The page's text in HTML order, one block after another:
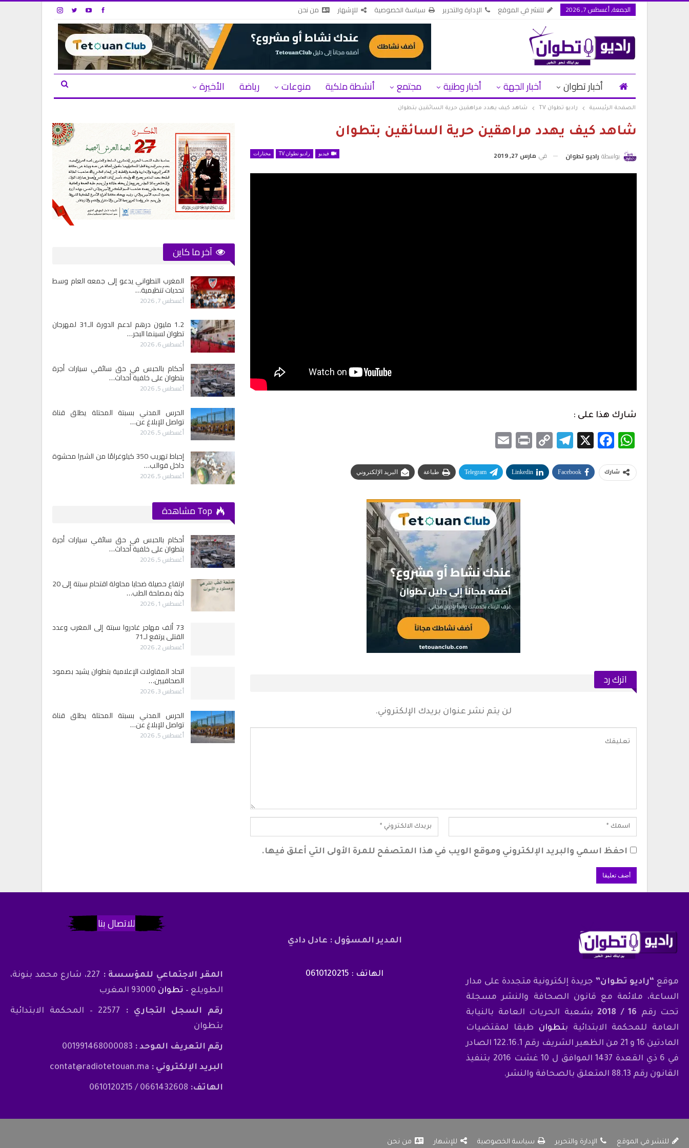
الجمعة, أغسطس 7, 2026 للنشر في الموقع الإدارة والتحرير سياسة الخصوصية للإشهار من نحن
أخبار تطوان أخبار الجهة أخبار وطنية مجتمع أنشطة ملكية منوعات رياضة الأخيرة
الصفحة الرئيسية راديو تطوان TV شاهد كيف يهدد مراهقين حرية السائقين بتطوان
شاهد كيف يهدد مراهقين حرية السائقين بتطوان
فيديو راديو تطوان TV مختارات بواسطة راديو تطوان في مارس 27, 2019
شارك هذا على :
WhatsApp
Facebook
X
Telegram
Copy
Print
شارك Facebook
Linkedin
Telegram طباعة البريد الإلكتروني
اترك رد
لن يتم نشر عنوان بريدك الإلكتروني.
احفظ اسمي والبريد الإلكتروني وموقع الويب في هذا المتصفح للمرة الأولى التي أعلق فيها.
آخر ما كاين
الملك محمد السادس يترأس مراسم حفل أداء
القسم لضباط…
يوليو 31, 2026
المحتلة
يوليو 30, 2026
المغرب التطواني يدعو إلى جمعه العام وسط
تحديات تنظيمية…
أغسطس 7, 2026
1.2 مليون درهم لدعم الدورة الـ31 لمهرجان
تطوان لسينما البحر…
أغسطس 6, 2026
أحكام بالحبس في حق سائقي سيارات أجرة
بتطوان على خلفية أحداث…
أغسطس 5, 2026
الحرس المدني بسبتة المحتلة يطلق قناة
تواصل للإبلاغ عن…
أغسطس 5, 2026
إحباط تهريب 350 كيلوغرامًا من الشيرا محشوة
داخل قوالب…
أغسطس 5, 2026
داخل قوالب…
أغسطس 5, 2026
ولاية أمن طنجة تنجح في توقيف فرنسي
مبحوث عنه دوليًا بتهمة…
أغسطس 4, 2026
أحكام بالحبس في حق سائقي سيارات أجرة
بتطوان على خلفية أحداث…
أغسطس 5, 2026
ارتفاع حصيلة ضحايا محاولة اقتحام سبتة إلى 20
جثة بمصلحة الطب…
أغسطس 1, 2026
73 ألف مهاجر غادروا سبتة إلى المغرب وعدد
القتلى يرتفع لـ71
أغسطس 2, 2026
اتحاد المقاولات الإعلامية بتطوان يشيد بصمود
الصحافيين…
أغسطس 3, 2026
الحرس المدني بسبتة المحتلة يطلق قناة
تواصل للإبلاغ عن…
أغسطس 5, 2026
موقع “راديو تطوان” جريدة إلكترونية متجددة على مدار
الساعة، ملائمة مع قانون الصحافة والنشر مسجلة
تحت رقم 16 / 2018
بشعبة الحريات العامة بالنيابة
العامة للمحكمة الابتدائية بتطوان طبقا لمقتضيات
المادتين 16 و 21 من الظهير الشريف رقم 122.16.1 الصادر
في 6 ذي القعدة 1437 الموافق ل 10 غشت 2016 بتنفيذ
القانون رقم 88.13 المتعلق بالصحافة والنشر.
المدير المسؤول : عادل دادي
الهاتف : 0610120215
للاتصال بنا
المقر الاجتماعي للمؤسسة :
227، شارع محمد بنونة،
الطويلع – تطوان
رقم السجل التجاري :
22577 – المحكمة الابتدائية
بتطوان
رقم التعريف الموحد : 001991468000083
البريد الإلكتروني : contat@radiotetouan.ma
الهاتف: 0661432608 / 0610120215
للنشر في الموقع الإدارة والتحرير سياسة الخصوصية للإشهار من نحن